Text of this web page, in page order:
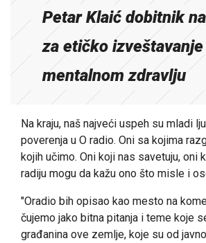
Petar Klaić dobitnik
za etičko
mentalnom zdravlju
Na kraju, naš najveći uspeh su mladi
poverenja u O radio. Oni sa kojima
kojih učimo. Oni koji nas savetuju, oni
radiju mogu da kažu ono što misle i
"Oradio bih opisao kao mesto na
čujemo jako bitna pitanja i teme koje
građanina ove zemlje, koje su od